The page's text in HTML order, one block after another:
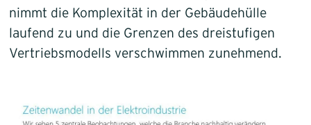
nimmt die Komplexität in der Gebäudehülle
laufend zu und die Grenzen des dreistufigen
Vertriebsmodells verschwimmen zunehmend.